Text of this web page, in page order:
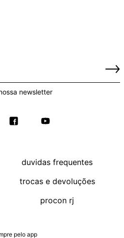
newsletter
duvidas frequentes
trocas e devoluções
procon rj
pelo app